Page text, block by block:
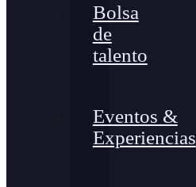
Bolsa
de
talento
Eventos &
Experiencias